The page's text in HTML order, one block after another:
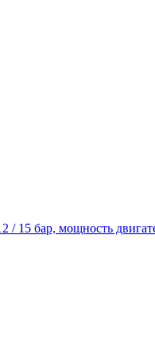
/ 15 бар, мощность